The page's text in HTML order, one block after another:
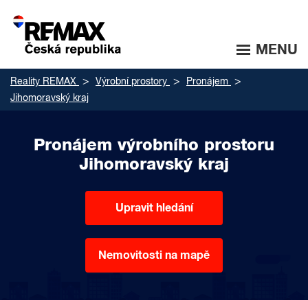
MENU
Reality REMAX Výrobní prostory
Pronájem
Jihomoravský kraj
Pronájem výrobního prostoru
Jihomoravský kraj
Upravit hledání
Nemovitosti na mapě